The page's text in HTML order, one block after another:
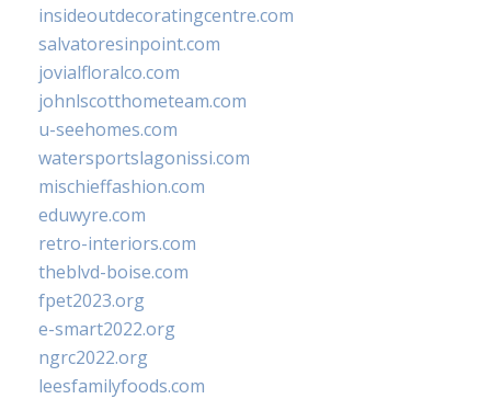
insideoutdecoratingcentre.com
salvatoresinpoint.com
jovialfloralco.com
johnlscotthometeam.com
u-seehomes.com
watersportslagonissi.com
mischieffashion.com
eduwyre.com
retro-interiors.com
theblvd-boise.com
fpet2023.org
e-smart2022.org
ngrc2022.org
leesfamilyfoods.com